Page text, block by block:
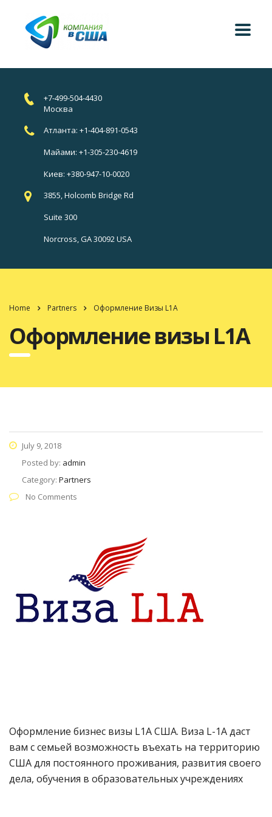
+7-499-504-4430
Москва
Атланта: +1-404-891-0543
Майами: +1-305-230-4619
Киев: +380-947-10-0020
3855, Holcomb Bridge Rd
Suite 300
Norcross, GA 30092 USA
Home Partners Оформление Визы L1A
Оформление визы L1A
July 9, 2018
Posted by: admin
Category: Partners
No Comments
Оформление бизнес визы L1A США. Виза L-1A даст
вам с семьей возможность въехать на территорию
США для постоянного проживания, развития своего
дела, обучения в образовательных учреждениях